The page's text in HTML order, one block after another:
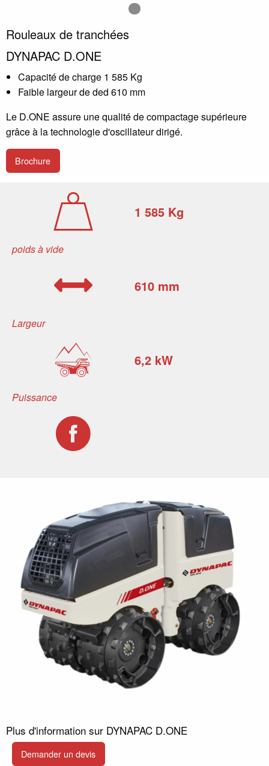
Image numéro 1
Rouleaux de tranchées
DYNAPAC D.ONE
Capacité de charge 1 585 Kg
Faible largeur de ded 610 mm
Le D.ONE assure une qualité de compactage supérieure
grâce à la technologie d'oscillateur dirigé.
Brochure
1 585 Kg
poids à vide
610 mm
Largeur
6,2 kW
Puissance
Plus d'information sur DYNAPAC D.ONE
Demander un devis